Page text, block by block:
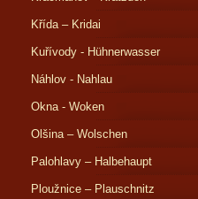
Křída – Kridai
Kuřívody - Hühnerwasser
Náhlov - Nahlau
Okna - Woken
Olšina – Wolschen
Palohlavy – Halbehaupt
Ploužnice – Plauschnitz